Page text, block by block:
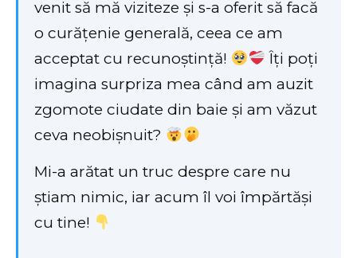
venit să mă viziteze și s-a oferit să facă
o curățenie generală, ceea ce am
acceptat cu recunoștință!
Îți poți
imagina surpriza mea când am auzit
zgomote ciudate din baie și am văzut
ceva neobișnuit?
Mi-a arătat un truc despre care nu
știam nimic, iar acum îl voi împărtăși
cu tine!